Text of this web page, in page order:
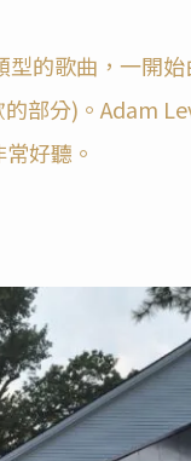
的歌曲，一開
部分)。Adam
好聽。